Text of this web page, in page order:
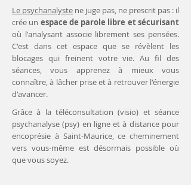
Le psychanalyste ne juge pas, ne prescrit pas : il
crée un espace de parole libre et sécurisant
où l'analysant associe librement ses pensées.
C'est dans cet espace que se révèlent les
blocages qui freinent votre vie. Au fil des
séances, vous apprenez à mieux vous
connaître, à lâcher prise et à retrouver l'énergie
d'avancer.
Grâce à la téléconsultation (visio) et séance
psychanalyse (psy) en ligne et à distance pour
encoprésie à Saint-Maurice, ce cheminement
vers vous-même est désormais possible où
que vous soyez.